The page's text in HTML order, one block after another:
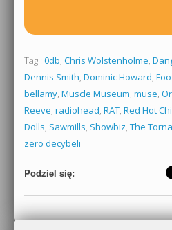
Tagi: 0db, Chris Wolstenholme,
Dennis Smith, Dominic Howard,
bellamy, Muscle Museum, muse,
Reeve, radiohead, RAT, Red Hot
Dolls, Sawmills, Showbiz, The
zero decybeli
Podziel się: